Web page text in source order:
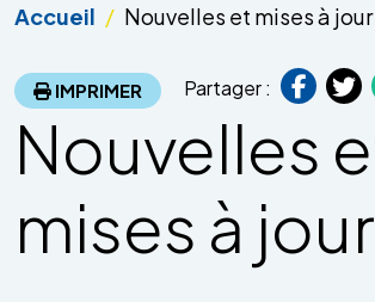
Accueil Nouvelles et mises à jour
IMPRIMER Partager :
Nouvelles
mises à jour